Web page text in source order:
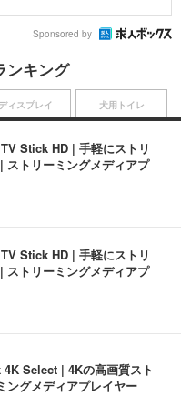
Sponsored by
ンキング
Stick HD | 手軽にストリ
ストリーミングメディアプ
Stick HD | 手軽にストリ
ストリーミングメディアプ
Select | 4Kの高画質スト
ングメディアプレイヤー
ディスプレイ 犬用トイレ